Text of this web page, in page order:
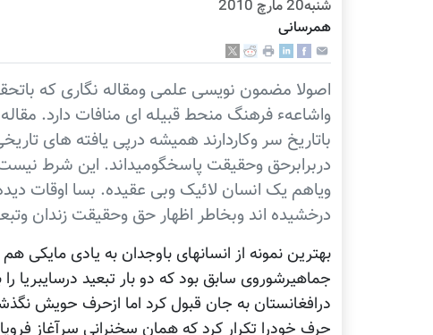
شنبه20 مارچ 2010
همرسانی
اصولا مضمون نویسی علمی ومقاله نگاری که
واشاعهء فرهنگ منحط قبیله ای منافات دارد.
باتاریخ سر وکاردارند همیشه درپی یافته های
دربرابرحق وحقیقت پاسخگومیداند. این شرط
ویاهم یک انسان لائیک وبی عقیده. بسا اوقات
درخشیده اند وبخاطر اظهار حق وحقیقت زندان
بهترین نمونه از انسانهای باوجدان به یادی
جماهیرشوروی سابق بود که دو بار تبعید
درافغانستان به جان قبول کرد اما ازحرف حویش
حرف خودرا تکرار کرد که همان سخنرانی سرآغاز